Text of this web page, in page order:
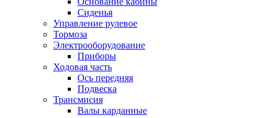
Сиденья
Управление рулевое
Тормоза
Электрооборудование
Приборы
Ходовая часть
Ось передняя
Подвеска
Трансмисия
Валы карданные